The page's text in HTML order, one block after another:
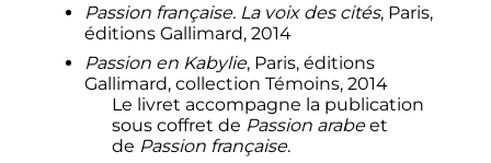
Passion française. La voix des cités, Paris,
éditions Gallimard, 2014
Passion en Kabylie, Paris, éditions
Gallimard, collection Témoins, 2014
Le livret accompagne la publication
sous coffret de Passion arabeet
de Passion française.